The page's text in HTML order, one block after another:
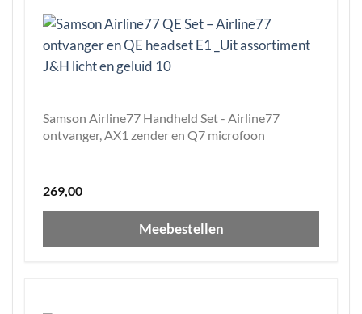
Samson Airline77 Handheld Set - Airline77
ontvanger, AX1 zender en Q7 microfoon
269,00
Meebestellen